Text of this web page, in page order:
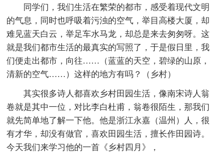
同学们，我们生活在繁荣的都市，感受着现代文明
的气息，同时也呼吸着污浊的空气，举目高楼大厦，却
难见蓝天白云，举足车水马龙，却总是来去匆匆呀。这
就是我们都市生活的最真实的写照了，于是假日里，我
们便走出都市，向往……（蓝蓝的天空，碧绿的山原，
清新的空气……）这样的地方有吗？（乡村）
其实很多诗人都喜欢乡村田园生活，像南宋诗人翁
卷就是其中一位，对比李白杜甫，翁卷很陌生，那我们
就先简单地了解一下他。他是浙江永嘉（温州）人，很
有才华，却没有做官，喜欢田园生活，擅长作田园诗。
今天我们来学习他的一首《乡村四月》，